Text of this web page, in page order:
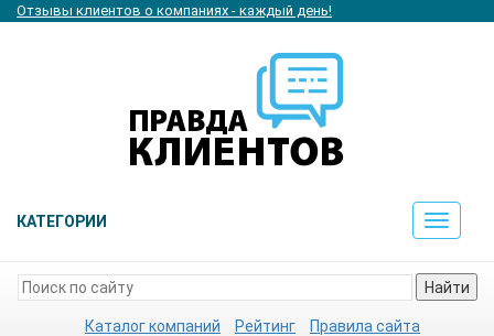
Отзывы клиентов о компаниях - каждый день!
КАТЕГОРИИ
Toggle
Найти
Каталог компаний Рейтинг Правила сайта